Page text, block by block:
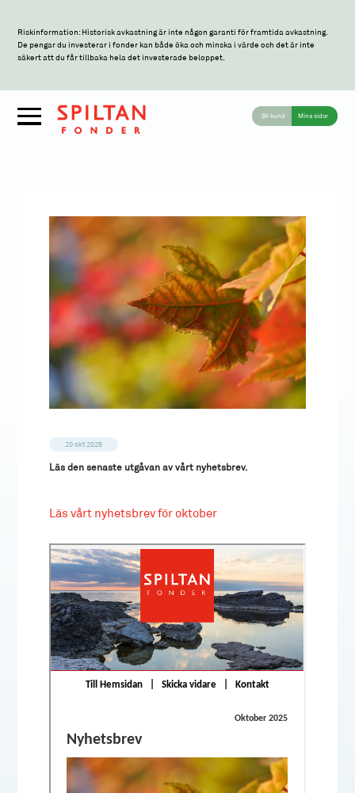
Riskinformation: Historisk avkastning är inte någon garanti för framtida avkastning.
De pengar du investerar i fonder kan både öka och minska i värde och det är inte
säkert att du får tillbaka hela det investerade beloppet.
Bli kund Mina sidor
20 okt 2025
Läs den senaste utgåvan av vårt nyhetsbrev.
Läs vårt nyhetsbrev för oktober